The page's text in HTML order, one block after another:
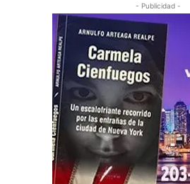
- Publicidad -